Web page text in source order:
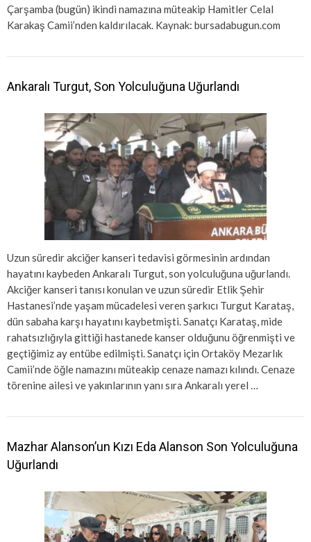
Çarşamba (bugün) ikindi namazına müteakip Hamitler Celal
Karakaş Camii’nden kaldırılacak. Kaynak: bursadabugun.com
Ankaralı Turgut, Son Yolculuğuna Uğurlandı
Uzun süredir akciğer kanseri tedavisi görmesinin ardından
hayatını kaybeden Ankaralı Turgut, son yolculuğuna uğurlandı.
Akciğer kanseri tanısı konulan ve uzun süredir Etlik Şehir
Hastanesi’nde yaşam mücadelesi veren şarkıcı Turgut Karataş,
dün sabaha karşı hayatını kaybetmişti. Sanatçı Karataş, mide
rahatsızlığıyla gittiği hastanede kanser olduğunu öğrenmişti ve
geçtiğimiz ay entübe edilmişti. Sanatçı için Ortaköy Mezarlık
Camii’nde öğle namazını müteakip cenaze namazı kılındı. Cenaze
törenine ailesi ve yakınlarının yanı sıra Ankaralı yerel …
Mazhar Alanson’un Kızı Eda Alanson Son Yolculuğuna
Uğurlandı